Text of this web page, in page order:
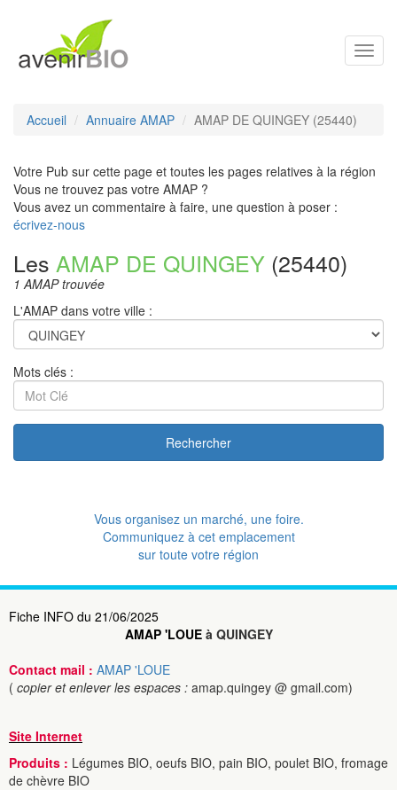
Accueil Annuaire AMAP AMAP DE QUINGEY (25440)
Votre Pub sur cette page et toutes les pages relatives à la région
Vous ne trouvez pas votre AMAP ?
Vous avez un commentaire à faire, une question à poser :
écrivez-nous
Les AMAP DE QUINGEY (25440)
1 AMAP trouvée
L'AMAP dans votre ville :
Mots clés :
Rechercher
Vous organisez un marché, une foire.
Communiquez à cet emplacement
sur toute votre région
Fiche INFO du 21/06/2025
AMAP 'LOUEà QUINGEY
Contact mail : AMAP 'LOUE
( copier et enlever les espaces : amap.quingey @ gmail.com)
Site Internet
Produits : Légumes BIO, oeufs BIO, pain BIO, poulet BIO, fromage
de chèvre BIO